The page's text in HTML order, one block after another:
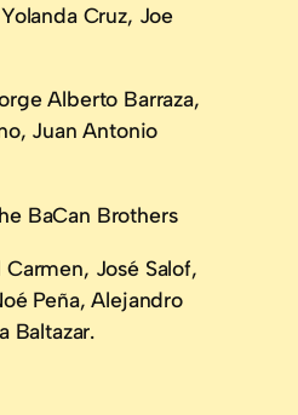
Cruz, Joe
Alberto Barraza,
Juan Antonio
BaCan Brothers
José Salof,
Peña, Alejandro
Baltazar.